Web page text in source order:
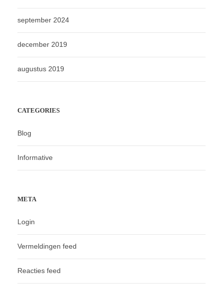
september 2024
december 2019
augustus 2019
CATEGORIES
Blog
Informative
META
Login
Vermeldingen feed
Reacties feed